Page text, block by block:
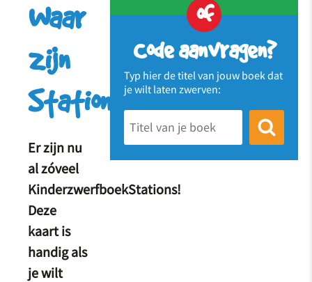
of
Code aanvragen?
Typ hier de titel van jouw boek dat
je wilt laten zwerven:
Waar
zijn
Stations?
Er zijn nu
al zóveel
KinderzwerfboekStations!
Deze
kaart is
handig als
je wilt